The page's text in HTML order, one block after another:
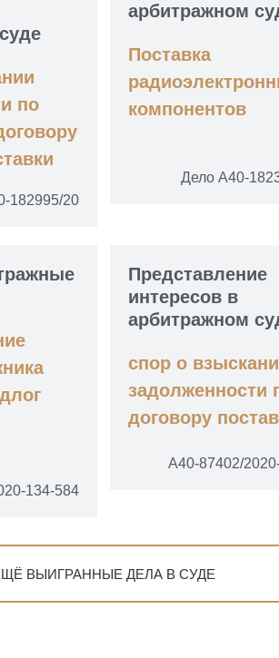
по
182995/20
арбитражном
Поставка
компонентов
Дело А40-
134-584
Представление
интересов в
арбитражном
спор о
задолженности
договору
А40-87402/
ВЫИГРАННЫЕ ДЕЛА В СУДЕ